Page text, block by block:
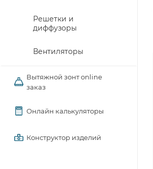
Решетки и
диффузоры
Вентиляторы
Вытяжной зонт online
заказ
Онлайн калькуляторы
Конструктор изделий